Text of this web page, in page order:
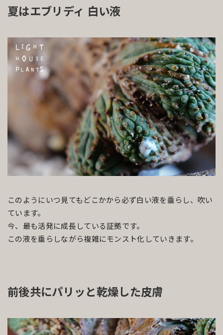
夏はエブリディ 白い液
このようにいつ見てもどこかから必ず白い液を垂らし、吹い
ています。
今、最も活発に成長している証拠です。
この液を垂らしながら複雑にモンスト化していきます。
前後共にパリッと乾燥した皮膚